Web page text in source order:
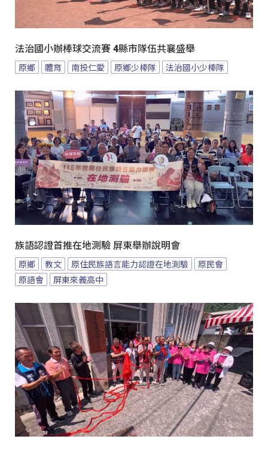
法治國小辦棒球交流賽 4縣市隊伍共襄盛舉
原鄉 體育 南投仁愛 原鄉少棒隊 法治國小少棒隊
族語認證首推在地測驗 屏東舉辦說明會
原鄉 教文 原住民族語言能力認證在地測驗
原民會
原語會
屏東來義高中